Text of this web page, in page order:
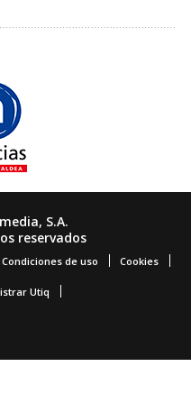
S.A.
reservados
Condiciones de uso Cookies
Utiq